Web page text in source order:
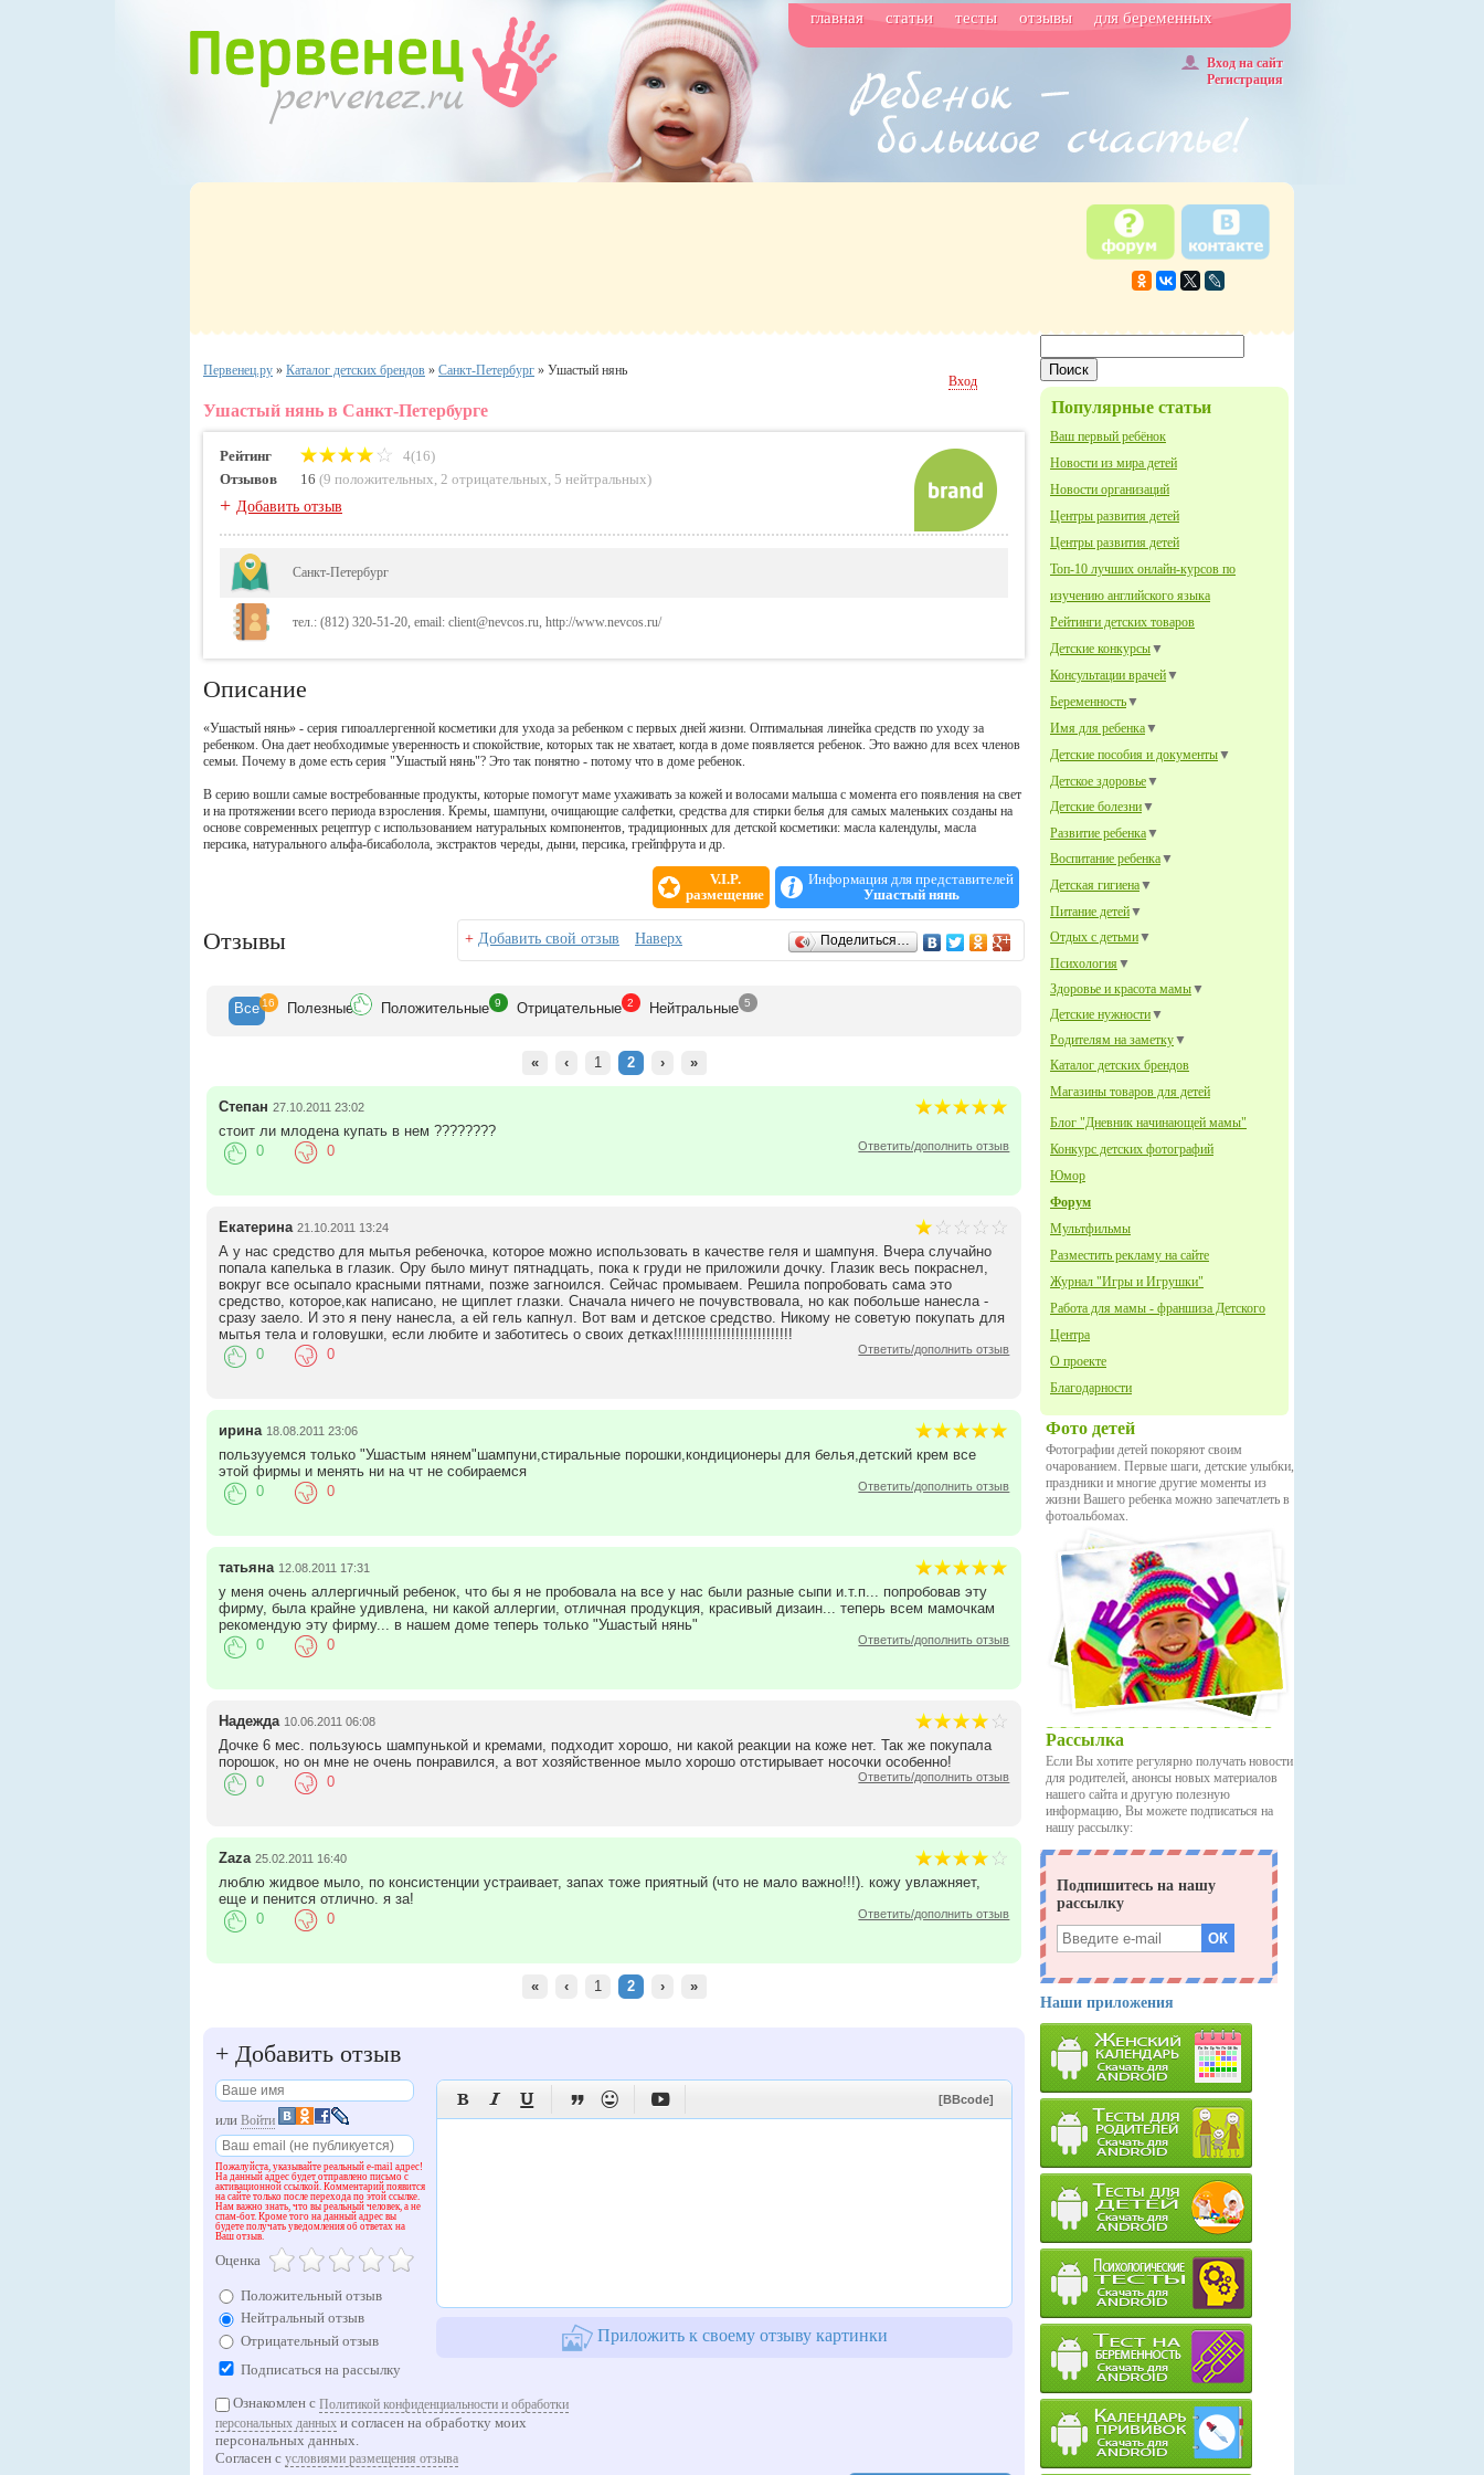
главная статьи тесты отзывы для беременных
Вход на сайт
Регистрация
Популярные статьи
Ваш первый ребёнок
Новости из мира детей
Новости организаций
Центры развития детей
Центры развития детей
Топ-10 лучших онлайн-курсов по
изучению английского языка
Рейтинги детских товаров
Детские конкурсы▼
Консультации врачей▼
Беременность▼
Имя для ребенка▼
Детские пособия и документы▼
Детское здоровье▼
Детские болезни▼
Развитие ребенка▼
Воспитание ребенка▼
Детская гигиена▼
Питание детей▼
Отдых с детьми▼
Психология ▼
Здоровье и красота мамы▼
Детские нужности▼
Родителям на заметку▼
Каталог детских брендов
Магазины товаров для детей
Блог "Дневник начинающей мамы"
Конкурс детских фотографий
Юмор
Форум
Мультфильмы
Разместить рекламу на сайте
Журнал "Игры и Игрушки"
Работа для мамы - франшиза Детского
Центра
О проекте
Благодарности
Фото детей
Фотографии детей покоряют своим
очарованием. Первые шаги, детские улыбки,
праздники и многие другие моменты из
жизни Вашего ребенка можно запечатлеть в
фотоальбомах.
Рассылка
Если Вы хотите регулярно получать новости
для родителей, анонсы новых материалов
нашего сайта и другую полезную
информацию, Вы можете подписаться на
нашу рассылку:
Наши приложения
Первенец.ру » Каталог детских брендов » Санкт-Петербург » Ушастый нянь
Вход
Ушастый нянь в Санкт-Петербурге
Рейтинг
4(16)
Отзывов
16 (9 положительных, 2 отрицательных, 5 нейтральных)
+ Добавить отзыв
Санкт-Петербург
тел.: (812) 320-51-20, email: client@nevcos.ru, http://www.nevcos.ru/
Описание
«Ушастый нянь» - серия гипоаллергенной косметики для ухода за ребенком с первых дней жизни. Оптимальная линейка средств по уходу за
ребенком. Она дает необходимые уверенность и спокойствие, которых так не хватает, когда в доме появляется ребенок. Это важно для всех членов
семьи. Почему в доме есть серия "Ушастый нянь"? Это так понятно - потому что в доме ребенок.
В серию вошли самые востребованные продукты, которые помогут маме ухаживать за кожей и волосами малыша с момента его появления на свет
и на протяжении всего периода взросления. Кремы, шампуни, очищающие салфетки, средства для стирки белья для самых маленьких созданы на
основе современных рецептур с использованием натуральных компонентов, традиционных для детской косметики: масла календулы, масла
персика, натурального альфа-бисаболола, экстрактов череды, дыни, персика, грейпфрута и др.
V.I.P.
размещение
Информация для представителей
Ушастый нянь
Отзывы + Добавить свой отзыв Наверх Поделиться…
Все 16 Полезные Положительные 9 Отрицательные 2 Нейтральные 5
« ‹ 1 2 › »
Степан 27.10.2011 23:02
стоит ли млодена купать в нем ????????
Ответить/дополнить отзыв
0 0
Екатерина 21.10.2011 13:24
А у нас средство для мытья ребеночка, которое можно использовать в качестве геля и шампуня. Вчера случайно
попала капелька в глазик. Ору было минут пятнадцать, пока к груди не приложили дочку. Глазик весь покраснел,
вокруг все осыпало красными пятнами, позже загноился. Сейчас промываем. Решила попробовать сама это
средство, которое,как написано, не щиплет глазки. Сначала ничего не почувствовала, но как побольше нанесла -
сразу заело. И это я пену нанесла, а ей гель капнул. Вот вам и детское средство. Никому не советую покупать для
мытья тела и головушки, если любите и заботитесь о своих детках!!!!!!!!!!!!!!!!!!!!!!!!!!!
Ответить/дополнить отзыв
0 0
ирина 18.08.2011 23:06
пользууемся только "Ушастым нянем"шампуни,стиральные порошки,кондиционеры для белья,детский крем все
этой фирмы и менять ни на чт не собираемся
Ответить/дополнить отзыв
0 0
татьяна 12.08.2011 17:31
у меня очень аллергичный ребенок, что бы я не пробовала на все у нас были разные сыпи и.т.п... попробовав эту
фирму, была крайне удивлена, ни какой аллергии, отличная продукция, красивый дизаин... теперь всем мамочкам
рекомендую эту фирму... в нашем доме теперь только "Ушастый нянь"
Ответить/дополнить отзыв
0 0
Надежда 10.06.2011 06:08
Дочке 6 мес. пользуюсь шампунькой и кремами, подходит хорошо, ни какой реакции на коже нет. Так же покупала
порошок, но он мне не очень понравился, а вот хозяйственное мыло хорошо отстирывает носочки особенно!
Ответить/дополнить отзыв
0 0
Zaza 25.02.2011 16:40
люблю жидвое мыло, по консистенции устраивает, запах тоже приятный (что не мало важно!!!). кожу увлажняет,
еще и пенится отлично. я за!
Ответить/дополнить отзыв
0 0
« ‹ 1 2 › »
+ Добавить отзыв
или Войти
Пожалуйста, указывайте реальный e-mail адрес!
На данный адрес будет отправлено письмо с
активационной ссылкой. Комментарий появится
на сайте только после перехода по этой ссылке.
Нам важно знать, что вы реальный человек, а не
спам-бот. Кроме того на данный адрес вы
будете получать уведомления об ответах на
Ваш отзыв.
Оценка
Положительный отзыв
Нейтральный отзыв
Отрицательный отзыв
Подписаться на рассылку
      [BBcode]
Приложить к своему отзыву картинки
Ознакомлен с Политикой конфиденциальности и обработки
персональных данных и согласен на обработку моих
персональных данных.
Согласен с условиями размещения отзыва